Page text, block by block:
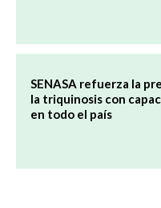
SENASA refuerza la
la triquinosis con
en todo el país